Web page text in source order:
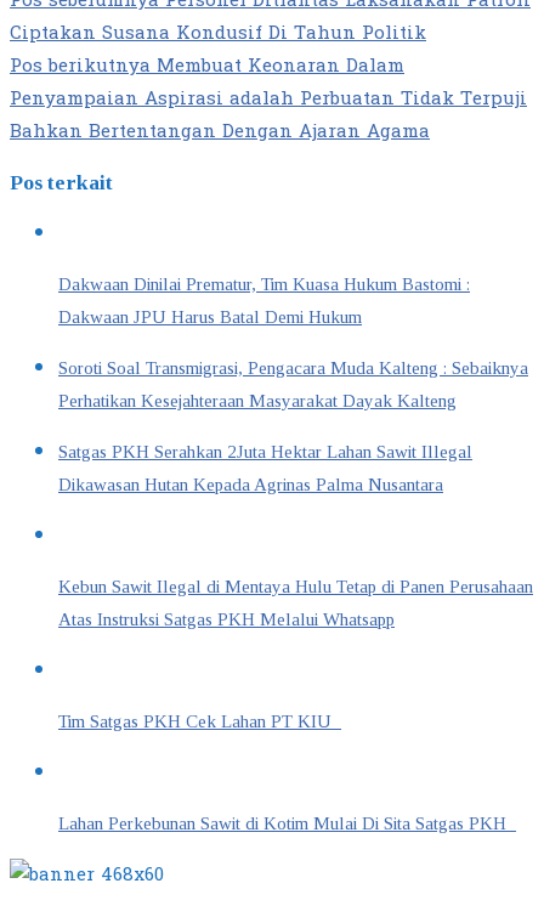
Ciptakan Susana Kondusif Di Tahun Politik
Pos berikutnyaMembuat Keonaran Dalam
Penyampaian Aspirasi adalah Perbuatan Tidak Terpuji
Bahkan Bertentangan Dengan Ajaran Agama
Pos terkait
Dakwaan Dinilai Prematur, Tim Kuasa Hukum Bastomi :
Dakwaan JPU Harus Batal Demi Hukum
Soroti Soal Transmigrasi, Pengacara Muda Kalteng : Sebaiknya
Perhatikan Kesejahteraan Masyarakat Dayak Kalteng
Satgas PKH Serahkan 2Juta Hektar Lahan Sawit Illegal
Dikawasan Hutan Kepada Agrinas Palma Nusantara
Kebun Sawit Ilegal di Mentaya Hulu Tetap di Panen Perusahaan
Atas Instruksi Satgas PKH Melalui Whatsapp
Tim Satgas PKH Cek Lahan PT KIU
Lahan Perkebunan Sawit di Kotim Mulai Di Sita Satgas PKH